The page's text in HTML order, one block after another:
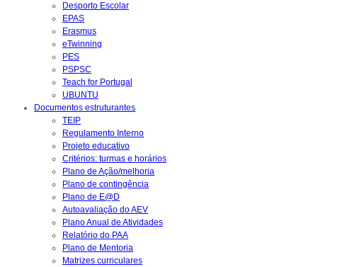
Desporto Escolar
EPAS
Erasmus
eTwinning
PES
PSPSC
Teach for Portugal
UBUNTU
Documentos estruturantes
TEIP
Regulamento Interno
Projeto educativo
Critérios: turmas e horários
Plano de Ação/melhoria
Plano de contingência
Plano de E@D
Autoavaliação do AEV
Plano Anual de Atividades
Relatório do PAA
Plano de Mentoria
Matrizes curriculares